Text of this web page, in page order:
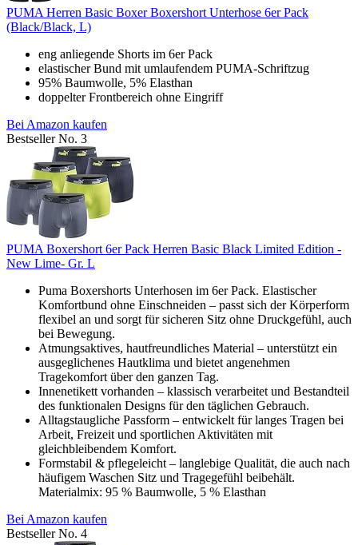
PUMA Herren Basic Boxer Boxershort Unterhose 6er Pack
(Black/Black, L)
eng anliegende Shorts im 6er Pack
elastischer Bund mit umlaufendem PUMA-Schriftzug
95% Baumwolle, 5% Elasthan
doppelter Frontbereich ohne Eingriff
Bei Amazon kaufen
Bestseller No. 3
PUMA Boxershort 6er Pack Herren Basic Black Limited Edition -
New Lime- Gr. L
Puma Boxershorts Unterhosen im 6er Pack. Elastischer
Komfortbund ohne Einschneiden – passt sich der Körperform
flexibel an und sorgt für sicheren Sitz ohne Druckgefühl, auch
bei Bewegung.
Atmungsaktives, hautfreundliches Material – unterstützt ein
ausgeglichenes Hautklima und bietet angenehmen
Tragekomfort über den ganzen Tag.
Innenetikett vorhanden – klassisch verarbeitet und Bestandteil
des funktionalen Designs für den täglichen Gebrauch.
Alltagstaugliche Passform – entwickelt für langes Tragen bei
Arbeit, Freizeit und sportlichen Aktivitäten mit
gleichbleibendem Komfort.
Formstabil & pflegeleicht – langlebige Qualität, die auch nach
häufigem Waschen Sitz und Tragegefühl beibehält.
Materialmix: 95 % Baumwolle, 5 % Elasthan
Bei Amazon kaufen
Bestseller No. 4